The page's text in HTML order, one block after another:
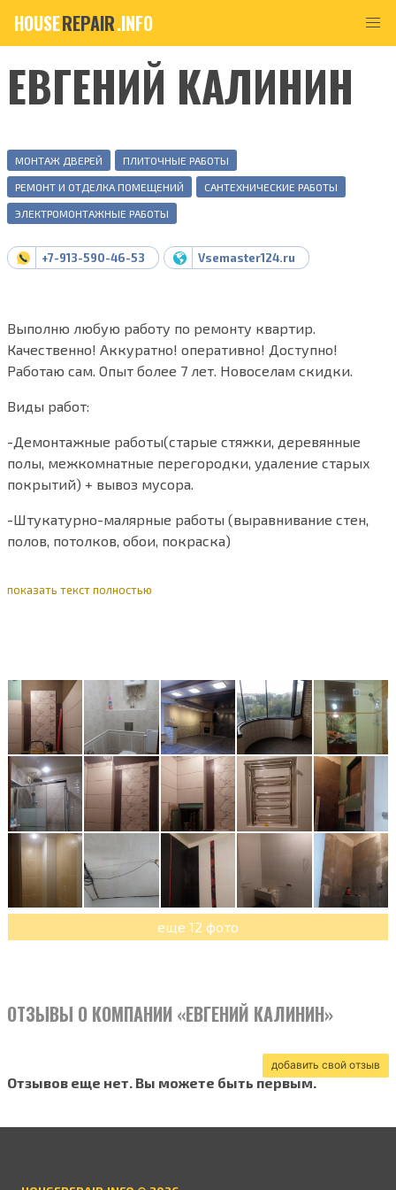
HOUSEREPAIR.INFO
ЕВГЕНИЙ КАЛИНИН
МОНТАЖ ДВЕРЕЙ ПЛИТОЧНЫЕ РАБОТЫ
РЕМОНТ И ОТДЕЛКА ПОМЕЩЕНИЙ САНТЕХНИЧЕСКИЕ РАБОТЫ
ЭЛЕКТРОМОНТАЖНЫЕ РАБОТЫ
+7-913-590-46-53 Vsemaster124.ru
Выполню любую работу по ремонту квартир.
Качественно! Аккуратно! оперативно! Доступно!
Работаю сам. Опыт более 7 лет. Новоселам скидки.
Виды работ:
-Демонтажные работы(старые стяжки, деревянные
полы, межкомнатные перегородки, удаление старых
покрытий) + вывоз мусора.
-Штукатурно-малярные работы (выравнивание стен,
полов, потолков, обои, покраска)
-Установка межкомнатных дверей
-Сантехнические работы
-Электрика
-Натяжные потолки
показать текст полностью
еще 12 фото
ОТЗЫВЫ О КОМПАНИИ «ЕВГЕНИЙ КАЛИНИН»
добавить свой отзыв
Отзывов еще нет. Вы можете быть первым.